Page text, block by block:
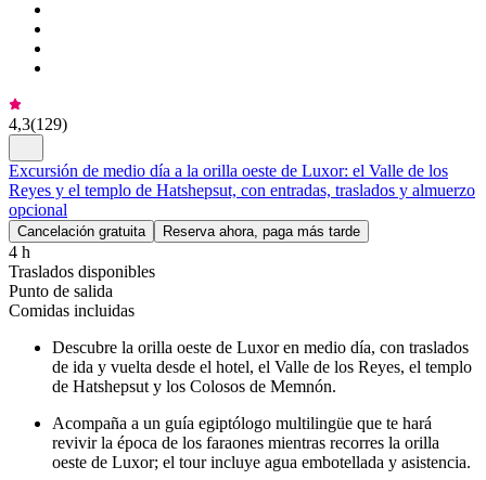
4,3(129)
Excursión de medio día a la orilla oeste de Luxor: el Valle de los
Reyes y el templo de Hatshepsut, con entradas, traslados y almuerzo
opcional
Cancelación gratuita Reserva ahora, paga más tarde
4 h
Traslados disponibles
Punto de salida
Comidas incluidas
Descubre la orilla oeste de Luxor en medio día, con traslados
de ida y vuelta desde el hotel, el Valle de los Reyes, el templo
de Hatshepsut y los Colosos de Memnón.
Acompaña a un guía egiptólogo multilingüe que te hará
revivir la época de los faraones mientras recorres la orilla
oeste de Luxor; el tour incluye agua embotellada y asistencia.